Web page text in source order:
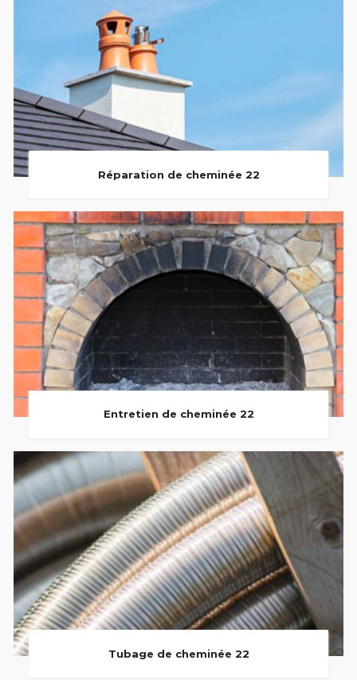
Réparation de cheminée 22
Entretien de cheminée 22
Tubage de cheminée 22